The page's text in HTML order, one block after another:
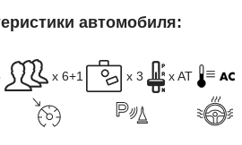
автомобиля:
x 6+1 x 3 x AT